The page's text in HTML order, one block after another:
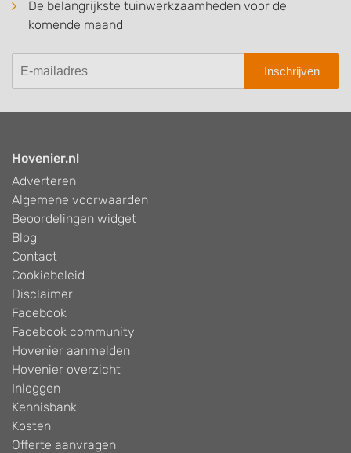
De belangrijkste tuinwerkzaamheden voor de
komende maand
Inschrijven
Hovenier.nl
Adverteren
Algemene voorwaarden
Beoordelingen widget
Blog
Contact
Cookiebeleid
Disclaimer
Facebook
Facebook community
Hovenier aanmelden
Hovenier overzicht
Inloggen
Kennisbank
Kosten
Offerte aanvragen